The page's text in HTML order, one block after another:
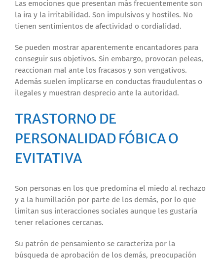
Las emociones que presentan más frecuentemente son
la ira y la irritabilidad. Son impulsivos y hostiles. No
tienen sentimientos de afectividad o cordialidad.
Se pueden mostrar aparentemente encantadores para
conseguir sus objetivos. Sin embargo, provocan peleas,
reaccionan mal ante los fracasos y son vengativos.
Además suelen implicarse en conductas fraudulentas o
ilegales y muestran desprecio ante la autoridad.
TRASTORNO DE
PERSONALIDAD FÓBICA O
EVITATIVA
Son personas en los que predomina el miedo al rechazo
y a la humillación por parte de los demás, por lo que
limitan sus interacciones sociales aunque les gustaría
tener relaciones cercanas.
Su patrón de pensamiento se caracteriza por la
búsqueda de aprobación de los demás, preocupación